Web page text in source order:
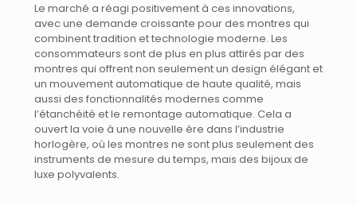
Le marché a réagi positivement à ces innovations,
avec une demande croissante pour des montres qui
combinent tradition et technologie moderne. Les
consommateurs sont de plus en plus attirés par des
montres qui offrent non seulement un design élégant et
un mouvement automatique de haute qualité, mais
aussi des fonctionnalités modernes comme
l’étanchéité et le remontage automatique. Cela a
ouvert la voie à une nouvelle ère dans l’industrie
horlogère, où les montres ne sont plus seulement des
instruments de mesure du temps, mais des bijoux de
luxe polyvalents.